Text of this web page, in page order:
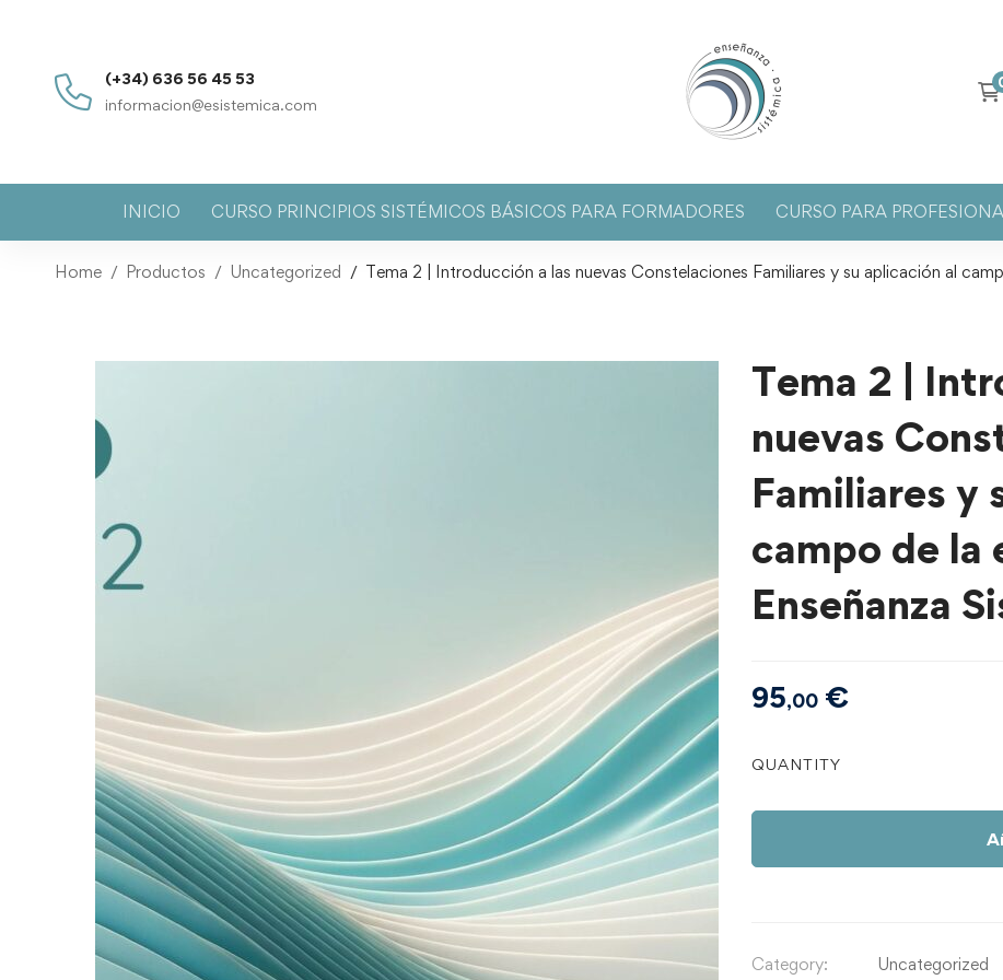
(+34) 636 56 45 53
informacion@esistemica.com
INICIO CURSO PRINCIPIOS SISTÉMICOS BÁSICOS PARA FORMADORES CURSO PARA
Home Productos Uncategorized Tema 2 | Introducción a las nuevas Constelaciones Familiares y su aplicación al
Tema 2 |
nuevas
Familiares y
campo de la
Enseñanza
95,00 €
QUANTITY
|
a
Category: Uncategorized